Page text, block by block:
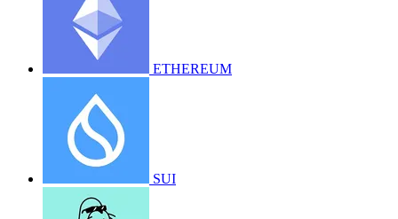
ETHEREUM
SUI